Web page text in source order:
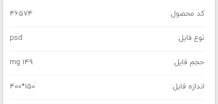
کد محصول: 46574
نوع فایل: psd
حجم فایل: 149 mg
اندازه فایل: 400*150